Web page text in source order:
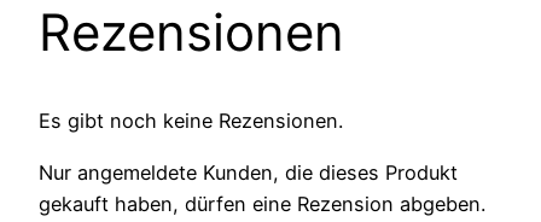
Rezensionen
Es gibt noch keine Rezensionen.
Nur angemeldete Kunden, die dieses Produkt
gekauft haben, dürfen eine Rezension abgeben.